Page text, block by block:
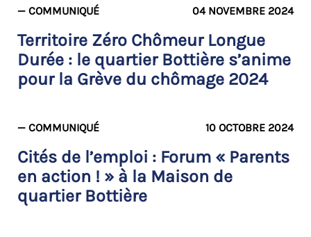
— COMMUNIQUÉ 04 NOVEMBRE 2024
Territoire Zéro Chômeur Longue
Durée : le quartier Bottière s’anime
pour la Grève du chômage 2024
— COMMUNIQUÉ 10 OCTOBRE 2024
Cités de l’emploi : Forum « Parents
en action ! » à la Maison de
quartier Bottière